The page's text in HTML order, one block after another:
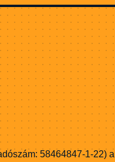
58464847-1-22)